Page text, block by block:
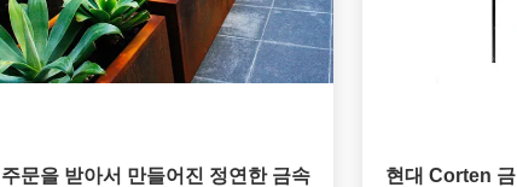
주문을 받아서 만들어진 정연한 금속
현대 Corten